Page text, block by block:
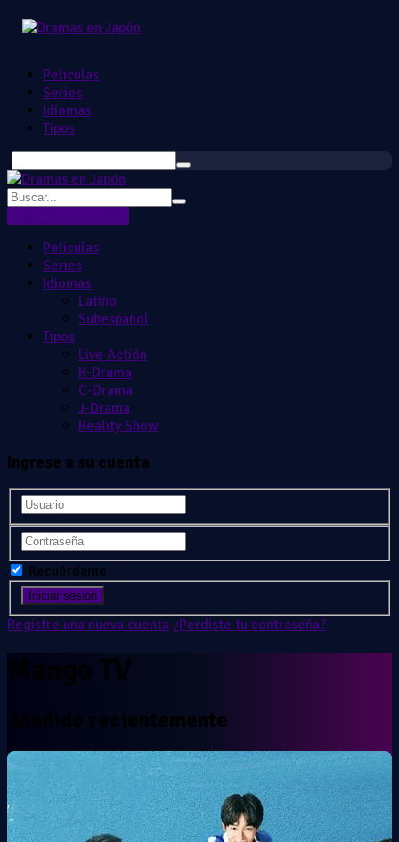
Peliculas
Series
Idiomas
Tipos
Peliculas
Series
Idiomas
Latino
Subespañol
Tipos
Live Actión
K-Drama
C-Drama
J-Drama
Reality Show
Ingrese a su cuenta
Recuérdame
Registre una nueva cuenta ¿Perdiste tu contraseña?
Mango TV
Añadido recientemente